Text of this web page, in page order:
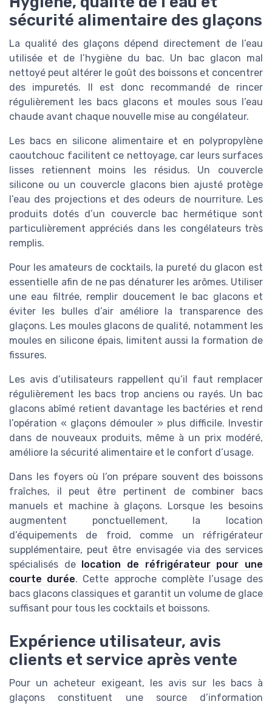
sécurité alimentaire des glaçons
La qualité des glaçons dépend directement de l’eau
utilisée et de l’hygiène du bac. Un bac glacon mal
nettoyé peut altérer le goût des boissons et concentrer
des impuretés. Il est donc recommandé de rincer
régulièrement les bacs glacons et moules sous l’eau
chaude avant chaque nouvelle mise au congélateur.
Les bacs en silicone alimentaire et en polypropylène
caoutchouc facilitent ce nettoyage, car leurs surfaces
lisses retiennent moins les résidus. Un couvercle
silicone ou un couvercle glacons bien ajusté protège
l’eau des projections et des odeurs de nourriture. Les
produits dotés d’un couvercle bac hermétique sont
particulièrement appréciés dans les congélateurs très
remplis.
Pour les amateurs de cocktails, la pureté du glacon est
essentielle afin de ne pas dénaturer les arômes. Utiliser
une eau filtrée, remplir doucement le bac glacons et
éviter les bulles d’air améliore la transparence des
glaçons. Les moules glacons de qualité, notamment les
moules en silicone épais, limitent aussi la formation de
fissures.
Les avis d’utilisateurs rappellent qu’il faut remplacer
régulièrement les bacs trop anciens ou rayés. Un bac
glacons abîmé retient davantage les bactéries et rend
l’opération « glaçons démouler » plus difficile. Investir
dans de nouveaux produits, même à un prix modéré,
améliore la sécurité alimentaire et le confort d’usage.
Dans les foyers où l’on prépare souvent des boissons
fraîches, il peut être pertinent de combiner bacs
manuels et machine à glaçons. Lorsque les besoins
augmentent ponctuellement, la location
d’équipements de froid, comme un réfrigérateur
supplémentaire, peut être envisagée via des services
spécialisés de
location de réfrigérateur pour une
courte durée. Cette approche complète l’usage des
bacs glacons classiques et garantit un volume de glace
suffisant pour tous les cocktails et boissons.
Expérience utilisateur, avis
clients et service après vente
Pour un acheteur exigeant, les avis sur les bacs à
glaçons constituent une source d’information